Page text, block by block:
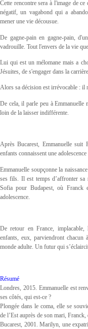
Cette rencontre sera à l'image de
négatif, un vagabond qui a
mener une vie décousue.
De gagne-pain en gagne-pain,
vadrouille. Tout l'envers de la vie
Lui qui est un mélomane mais a
Jésuites, de s'engager dans la
Alors sa décision est irrévocable : il
De cela, il parle peu à Emmanuelle
loin de la laisser indifférente.
Après Bucarest, Emmanuelle suit
enfants connaissent une adolescence
Emmanuelle soupçonne la
ses fils. Il est temps d’affronter sa
Sofia pour Budapest, où
adolescence.
De retour en France,
enfants, eux, parviendront
monde adulte. Un futur qui
Résumé
Londres, 2015. Emmanuelle est
ses côtés, qui est-ce ?
Plongée dans le coma, elle se
de l’Est auprès de son mari, Franck,
Bucarest, 2001. Marilyn, une